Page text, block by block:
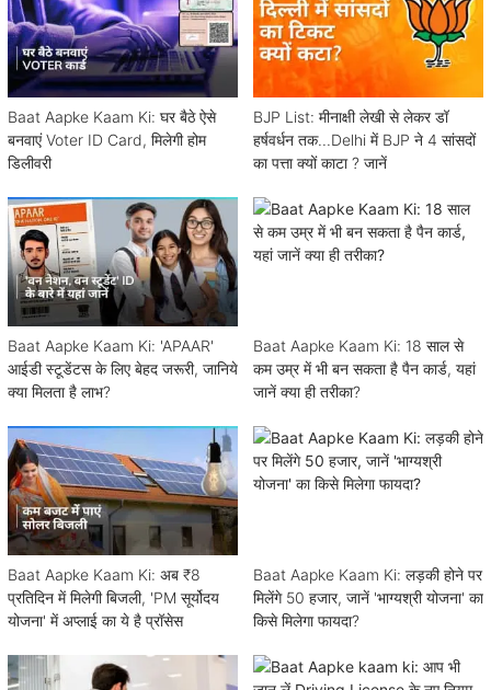
Baat Aapke Kaam Ki: घर बैठे ऐसे
बनवाएं Voter ID Card, मिलेगी होम
डिलीवरी
BJP List: मीनाक्षी लेखी से लेकर डॉ
हर्षवर्धन तक...Delhi में BJP ने 4 सांसदों
का पत्ता क्यों काटा ? जानें
Baat Aapke Kaam Ki: 'APAAR'
आईडी स्टूडेंटस के लिए बेहद जरूरी, जानिये
क्या मिलता है लाभ?
Baat Aapke Kaam Ki: 18 साल से
कम उम्र में भी बन सकता है पैन कार्ड, यहां
जानें क्या ही तरीका?
Baat Aapke Kaam Ki: अब ₹8
प्रतिदिन में मिलेगी बिजली, 'PM सूर्योदय
योजना' में अप्लाई का ये है प्रॉसेस
Baat Aapke Kaam Ki: लड़की होने पर
मिलेंगे 50 हजार, जानें 'भाग्यश्री योजना' का
किसे मिलेगा फायदा?